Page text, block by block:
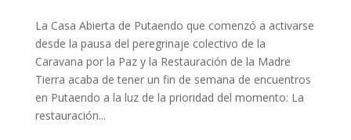
La Casa Abierta de Putaendo que comenzó a activarse
desde la pausa del peregrinaje colectivo de la
Caravana por la Paz y la Restauración de la Madre
Tierra acaba de tener un fin de semana de encuentros
en Putaendo a la luz de la prioridad del momento: La
restauración...